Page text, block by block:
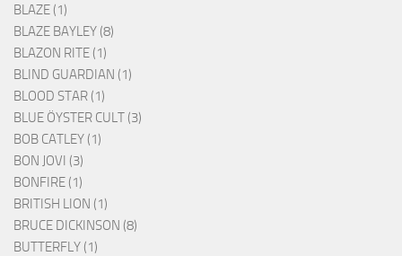
BLAZE (1)
BLAZE BAYLEY (8)
BLAZON RITE (1)
BLIND GUARDIAN (1)
BLOOD STAR (1)
BLUE ÖYSTER CULT (3)
BOB CATLEY (1)
BON JOVI (3)
BONFIRE (1)
BRITISH LION (1)
BRUCE DICKINSON (8)
BUTTERFLY (1)